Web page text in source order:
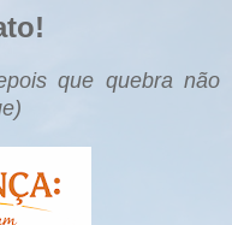
que quebra não